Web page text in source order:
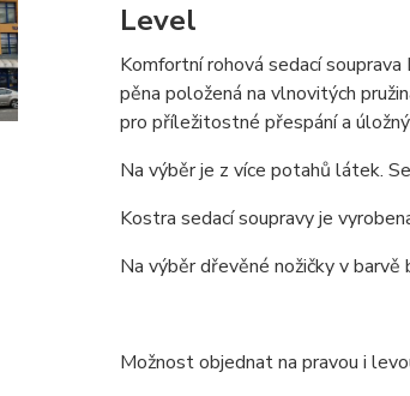
Level
Komfortní rohová sedací
pěna položená na vlnovitých
pro příležitostné přespání a
Na výběr je z více potahů látek.
Kostra sedací soupravy je
Na výběr dřevěné nožičky v barvě
Možnost objednat na pravou i